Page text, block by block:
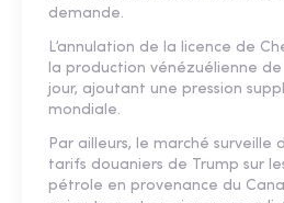
demande.
L’annulation de la licence de
la production vénézuélienne de
jour, ajoutant une pression
mondiale.
Par ailleurs, le marché surveille
tarifs douaniers de Trump sur
pétrole en provenance du